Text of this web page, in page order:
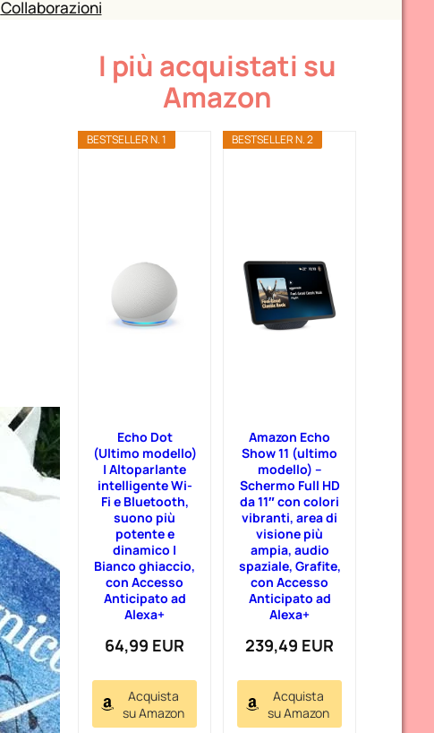
Collaborazioni
I più acquistati su
Amazon
BESTSELLER N. 1
Echo Dot
(Ultimo modello)
| Altoparlante
intelligente Wi-
Fi e Bluetooth,
suono più
potente e
dinamico |
Bianco ghiaccio,
con Accesso
Anticipato ad
Alexa+
64,99 EUR
Acquista
su Amazon
BESTSELLER N. 2
Amazon Echo
Show 11 (ultimo
modello) –
Schermo Full HD
da 11″ con colori
vibranti, area di
visione più
ampia, audio
spaziale, Grafite,
con Accesso
Anticipato ad
Alexa+
239,49 EUR
Acquista
su Amazon